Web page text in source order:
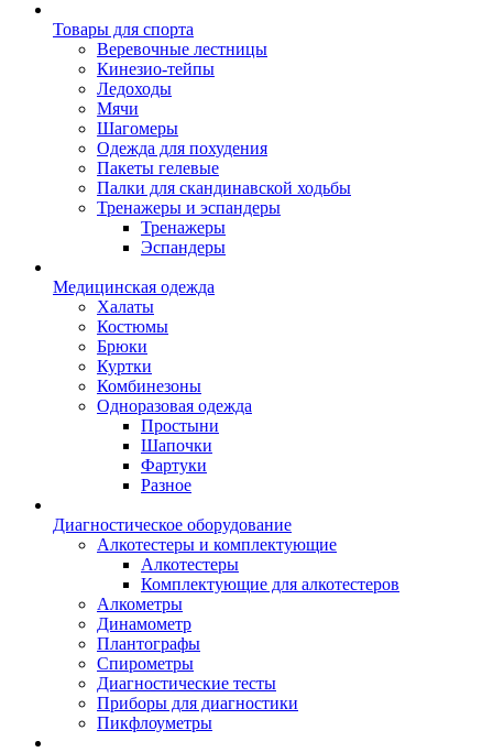
Товары для спорта
Веревочные лестницы
Кинезио-тейпы
Ледоходы
Мячи
Шагомеры
Одежда для похудения
Пакеты гелевые
Палки для скандинавской ходьбы
Тренажеры и эспандеры
Тренажеры
Эспандеры
Медицинская одежда
Халаты
Костюмы
Брюки
Куртки
Комбинезоны
Одноразовая одежда
Простыни
Шапочки
Фартуки
Разное
Диагностическое оборудование
Алкотестеры и комплектующие
Алкотестеры
Комплектующие для алкотестеров
Алкометры
Динамометр
Плантографы
Спирометры
Диагностические тесты
Приборы для диагностики
Пикфлоуметры